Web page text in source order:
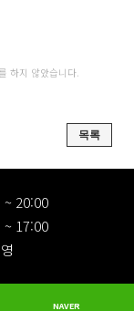
하지 않았습니다.
목록
~ 20:00
~ 17:00
NAVER